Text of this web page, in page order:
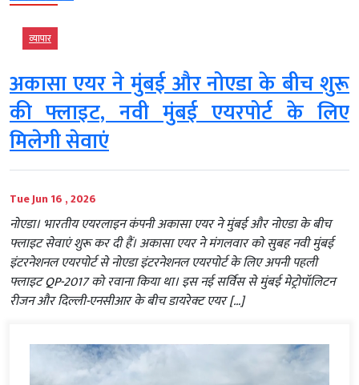
व्‍यापार
अकासा एयर ने मुंबई और नोएडा के बीच शुरू
की फ्लाइट, नवी मुंबई एयरपोर्ट के लिए
मिलेगी सेवाएं
Tue Jun 16 , 2026
नोएडा। भारतीय एयरलाइन कंपनी अकासा एयर ने मुंबई और नोएडा के बीच
फ्लाइट सेवाएं शुरू कर दी हैं। अकासा एयर ने मंगलवार को सुबह नवी मुंबई
इंटरनेशनल एयरपोर्ट से नोएडा इंटरनेशनल एयरपोर्ट के लिए अपनी पहली
फ्लाइट QP-2017 को रवाना किया था। इस नई सर्विस से मुंबई मेट्रोपॉलिटन
रीजन और दिल्ली-एनसीआर के बीच डायरेक्ट एयर […]